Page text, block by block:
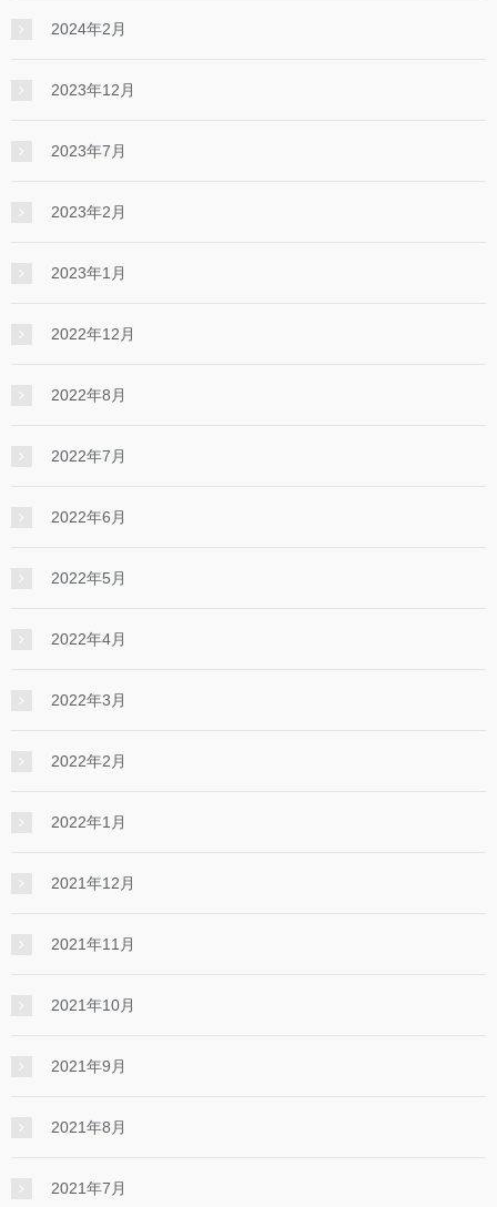
2024年2月
2023年12月
2023年7月
2023年2月
2023年1月
2022年12月
2022年8月
2022年7月
2022年6月
2022年5月
2022年4月
2022年3月
2022年2月
2022年1月
2021年12月
2021年11月
2021年10月
2021年9月
2021年8月
2021年7月